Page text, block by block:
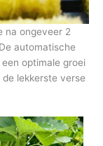
na ongeveer 2
automatische
optimale groei
lekkerste verse